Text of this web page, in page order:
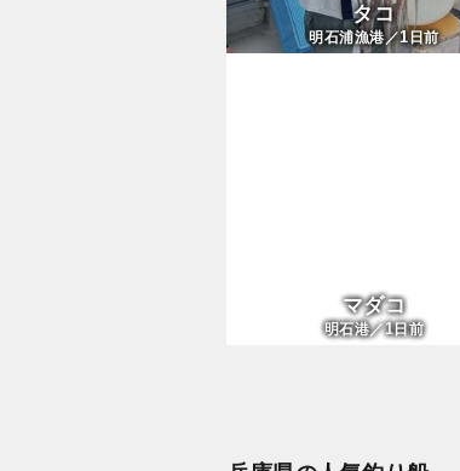
タコ
明石浦漁港／1日前
マダコ
明石港／1日前